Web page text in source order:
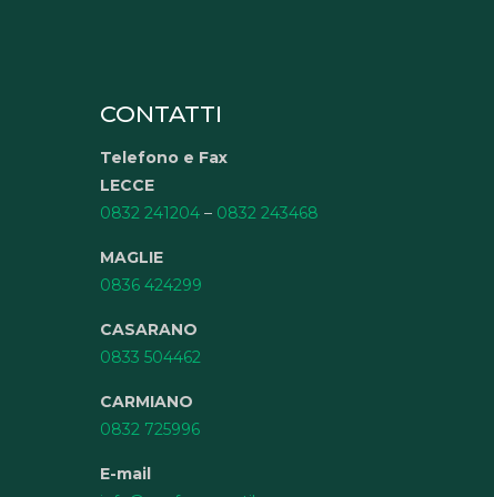
CONTATTI
Telefono e Fax
LECCE
0832 241204 – 0832 243468
MAGLIE
0836 424299
CASARANO
0833 504462
CARMIANO
0832 725996
E-mail